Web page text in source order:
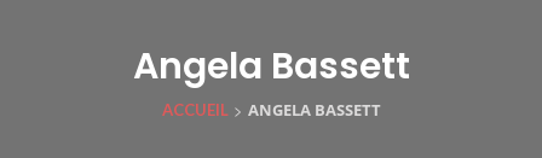
Angela Bassett
ACCUEIL> ANGELA BASSETT